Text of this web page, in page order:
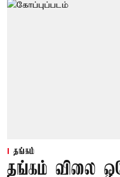
தங்கம்
தங்கம் விலை